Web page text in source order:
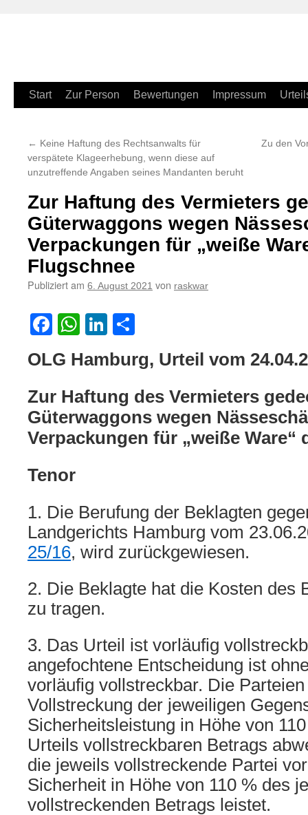
Zum
springen
Start Zur Person Bewertungen Impressum
← Keine Haftung des Rechtsanwalts für
verspätete Klageerhebung, wenn diese auf
unzutreffende Angaben seines Mandanten beruht
Zu den
Zur Haftung des Vermieters
Güterwaggons wegen
Verpackungen für „weiße
Flugschnee
Publiziert am 6. August 2021 von raskwar
Facebook
WhatsApp
LinkedIn
OLG Hamburg, Urteil vom
Zur Haftung des Vermieters
Güterwaggons wegen
Verpackungen für „weiße Ware“
Tenor
1. Die Berufung der Beklagten
Landgerichts Hamburg vom
25/16, wird zurückgewiesen.
2. Die Beklagte hat die Kosten des
zu tragen.
3. Das Urteil ist vorläufig
angefochtene Entscheidung ist
vorläufig vollstreckbar. Die
Vollstreckung der jeweiligen
Sicherheitsleistung in Höhe von
Urteils vollstreckbaren Betrags
die jeweils vollstreckende Partei
Sicherheit in Höhe von 110 % des
vollstreckenden Betrags leistet.